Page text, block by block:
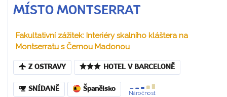
MÍSTO MONTSERRAT
Fakultativní zážitek: Interiéry skalního kláštera na
Montserratu s Černou Madonou
Z OSTRAVY HOTEL V BARCELONĚ
SNÍDANĚ Španělsko
Náročnost